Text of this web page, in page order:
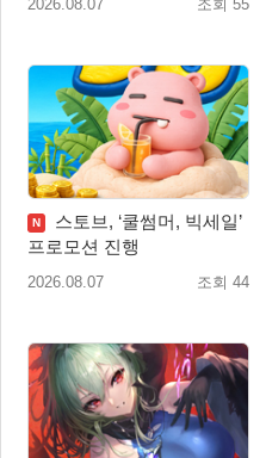
2026.08.07 조회 55
N
스토브, ‘쿨썸머, 빅세일’
프로모션 진행
2026.08.07 조회 44